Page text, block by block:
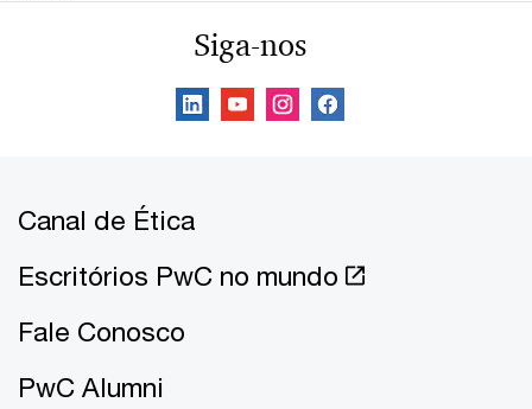
Siga-nos
Canal de Ética
Escritórios PwC no mundo
Fale Conosco
PwC Alumni